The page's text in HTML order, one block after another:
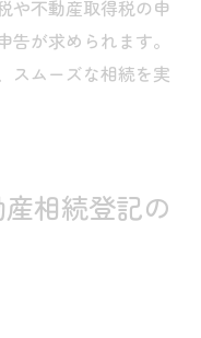
や不動産取得税の申
が求められます。
スムーズな相続を実
相続登記の